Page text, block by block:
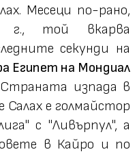
Месеци по-рано,
г., той вкарва
секунди на
Египет на Мондиал
изпада в
е голмайстор
с "Ливърпул", а
в Кайро и по